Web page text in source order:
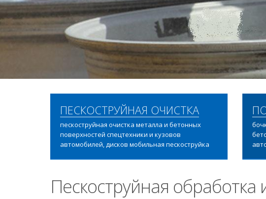
ПЕСКОСТРУЙНАЯ ОЧИСТКА
пескоструйная очистка металла и бетонных
поверхностей спецтехники и кузовов
автомобилей, дисков мобильная пескоструйка
Пескоструйная